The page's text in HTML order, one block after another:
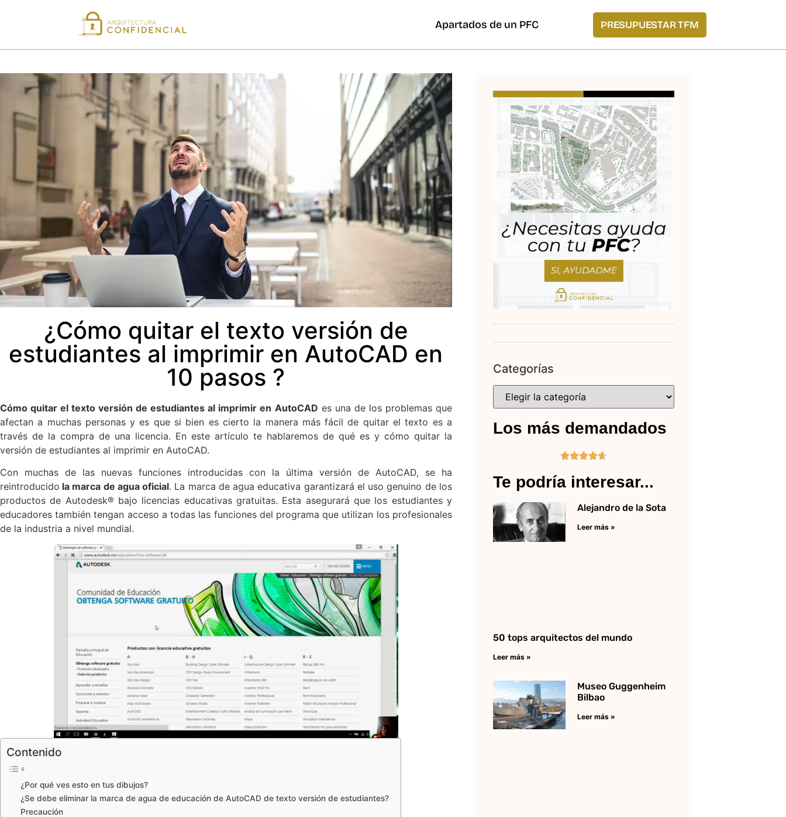
Apartados de un PFC PRESUPUESTAR TFM
¿Cómo quitar el texto versión de
estudiantes al imprimir en AutoCAD en
10 pasos ?
Cómo quitar el texto versión de estudiantes al imprimir en AutoCAD es una de los problemas que
afectan a muchas personas y es que si bien es cierto la manera más fácil de quitar el texto es a
través de la compra de una licencia. En este artículo te hablaremos de qué es y cómo quitar la
versión de estudiantes al imprimir en AutoCAD.
Con muchas de las nuevas funciones introducidas con la última versión de AutoCAD, se ha
reintroducido la marca de agua oficial. La marca de agua educativa garantizará el uso genuino de los
productos de Autodesk® bajo licencias educativas gratuitas. Esta asegurará que los estudiantes y
educadores también tengan acceso a todas las funciones del programa que utilizan los profesionales
de la industria a nivel mundial.
Contenido
¿Por qué ves esto en tus dibujos?
¿Se debe eliminar la marca de agua de educación de AutoCAD de texto versión de estudiantes?
Precaución
Categorías
Los más demandados

Te podría interesar...
Alejandro de la Sota
Leer más »
50 tops arquitectos del mundo
Leer más »
Museo Guggenheim
Bilbao
Leer más »